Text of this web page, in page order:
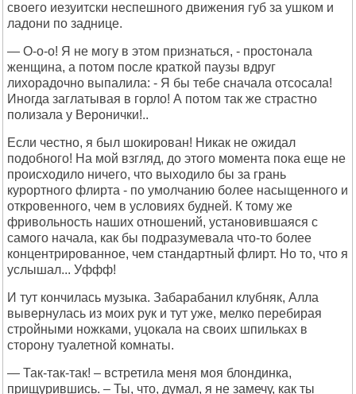
своего иезуитски неспешного движения губ за ушком и
ладони по заднице.
— О-о-о! Я не могу в этом признаться, - простонала
женщина, а потом после краткой паузы вдруг
лихорадочно выпалила: - Я бы тебе сначала отсосала!
Иногда заглатывая в горло! А потом так же страстно
полизала у Веронички!..
Если честно, я был шокирован! Никак не ожидал
подобного! На мой взгляд, до этого момента пока еще не
происходило ничего, что выходило бы за грань
курортного флирта - по умолчанию более насыщенного и
откровенного, чем в условиях будней. К тому же
фривольность наших отношений, установившаяся с
самого начала, как бы подразумевала что-то более
концентрированное, чем стандартный флирт. Но то, что я
услышал... Уффф!
И тут кончилась музыка. Забарабанил клубняк, Алла
вывернулась из моих рук и тут уже, мелко перебирая
стройными ножками, уцокала на своих шпильках в
сторону туалетной комнаты.
— Так-так-так! – встретила меня моя блондинка,
прищурившись. – Ты, что, думал, я не замечу, как ты